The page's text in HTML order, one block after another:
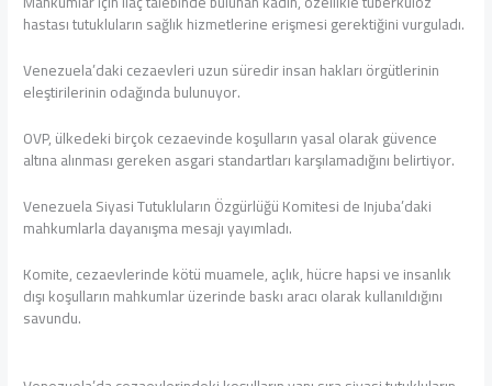
hastası tutukluların sağlık hizmetlerine erişmesi gerektiğini vurguladı.
Venezuela’daki cezaevleri uzun süredir insan hakları örgütlerinin
eleştirilerinin odağında bulunuyor.
OVP, ülkedeki birçok cezaevinde koşulların yasal olarak güvence
altına alınması gereken asgari standartları karşılamadığını belirtiyor.
Venezuela Siyasi Tutukluların Özgürlüğü Komitesi de Injuba’daki
mahkumlarla dayanışma mesajı yayımladı.
Komite, cezaevlerinde kötü muamele, açlık, hücre hapsi ve insanlık
dışı koşulların mahkumlar üzerinde baskı aracı olarak kullanıldığını
savundu.